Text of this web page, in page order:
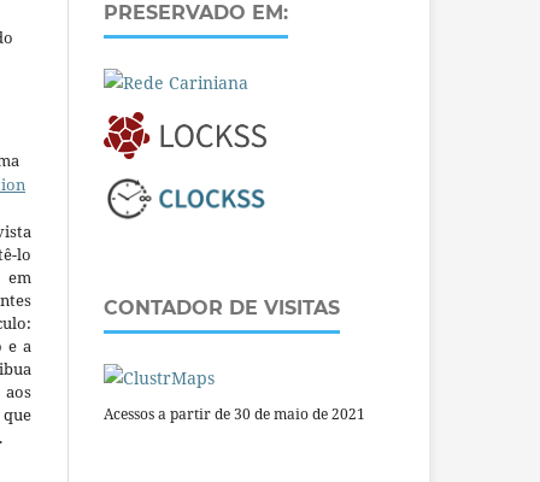
lo
em
e a
PRESERVADO EM:
CONTADOR DE VISITAS
Acessos a partir de 30 de maio de 2021